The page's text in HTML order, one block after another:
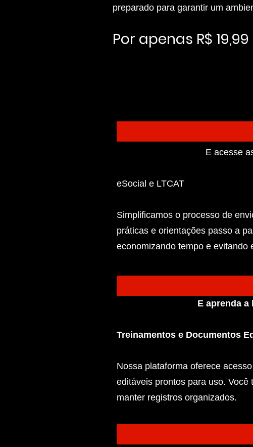
preparado para garantir um
Por apenas R$
E acesse
eSocial e LTCAT
Simplificamos o processo de
práticas e orientações passo a
economizando tempo e evitando
E aprenda a
Treinamentos e Documentos
Nossa plataforma oferece
editáveis prontos para uso.
manter registros organizados.